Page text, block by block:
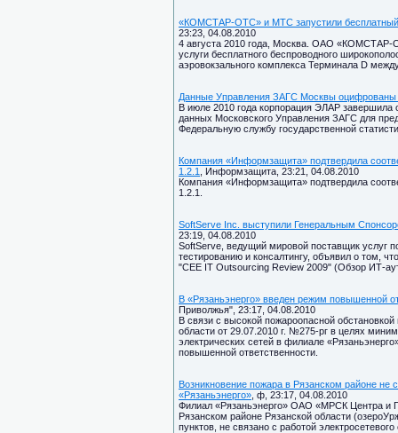
«КОМСТАР-ОТС» и МТС запустили
23:23, 04.08.2010
4 августа 2010 года, Москва. ОАО
услуги бесплатного беспроводного
аэровокзального комплекса Терминала D
Данные Управления ЗАГС Москвы
В июле 2010 года корпорация ЭЛАР завершила
данных Московского Управления ЗАГС для
Федеральную службу государственной
Компания «Информзащита» подтвердила
1.2.1
, Информзащита, 23:21, 04.08.2010
Компания «Информзащита» подтвердила
1.2.1.
SoftServe Inc. выступили Генеральным
23:19, 04.08.2010
SoftServe, ведущий мировой поставщик услуг
тестированию и консалтингу, объявил о том,
"CEE IT Outsourcing Review 2009" (Обзор ИТ-
В «Рязаньэнерго» введен режим повышенной
Приволжья", 23:17, 04.08.2010
В связи с высокой пожароопасной
области от 29.07.2010 г. №275-рг в целях
электрических сетей в филиале
повышенной ответственности.
Возникновение пожара в Рязанском районе не
«Рязаньэнерго» , ф, 23:17, 04.08.2010
Филиал «Рязаньэнерго» ОАО «МРСК Центра и
Рязанском районе Рязанской области
пунктов, не связано с работой